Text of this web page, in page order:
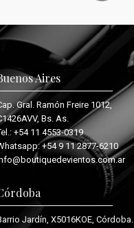
Aires
Gral. Ramón Freire 1012,
Bs. As.
+54 11 4553-0319
+54 9 11 2877-6210
Jardín, X5016KOE, Córdoba.